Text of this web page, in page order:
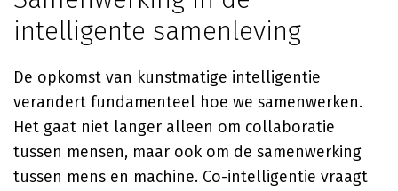
intelligente samenleving
De opkomst van kunstmatige intelligentie
verandert fundamenteel hoe we samenwerken.
Het gaat niet langer alleen om collaboratie
tussen mensen, maar ook om de samenwerking
tussen mens en machine. Co-intelligentie vraagt